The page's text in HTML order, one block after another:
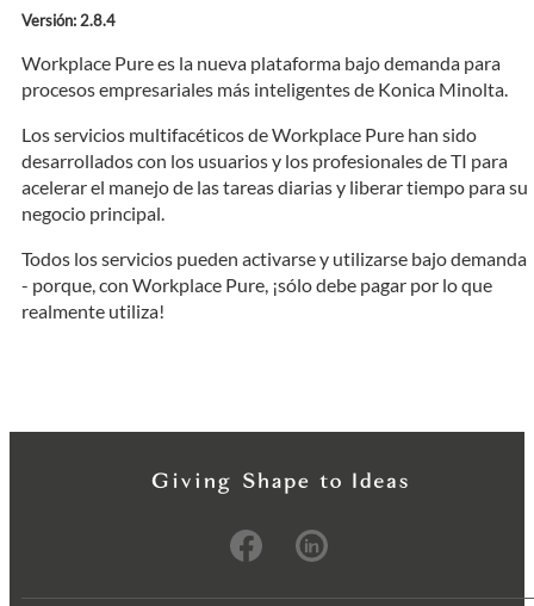
Versión: 2.8.4
Workplace Pure es la nueva plataforma bajo demanda para
procesos empresariales más inteligentes de Konica Minolta.
Los servicios multifacéticos de Workplace Pure han sido
desarrollados con los usuarios y los profesionales de TI para
acelerar el manejo de las tareas diarias y liberar tiempo para su
negocio principal.
Todos los servicios pueden activarse y utilizarse bajo demanda
- porque, con Workplace Pure, ¡sólo debe pagar por lo que
realmente utiliza!